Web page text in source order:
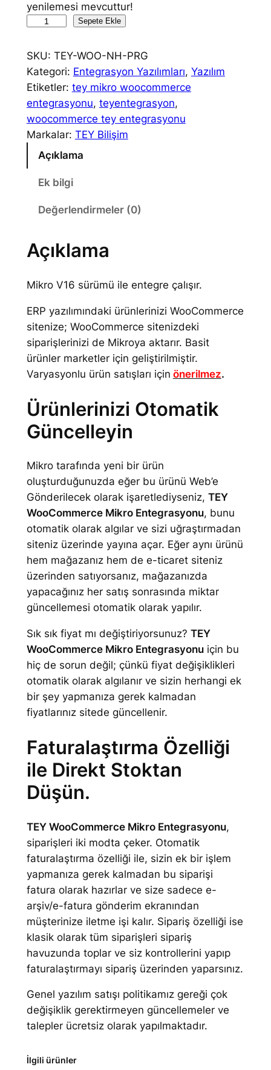
yenilemesi mevcuttur!
Y
W
o
o
C
o
M
i
r
o
E
n
t
e
r
a
s
o
n
u
a
d
e
t
Sepete Ekle
SKU: TEY-WOO-NH-PRG
Kategori: Entegrasyon Yazılımları, Yazılım
Etiketler: tey mikro woocommerce
entegrasyonu, teyentegrasyon
woocommerce tey entegrasyonu
Markalar: TEY Bilişim
Açıklama
Ek bilgi
Değerlendirmeler (0)
Açıklama
Mikro V16 sürümü ile entegre çalışır.
ERP yazılımındaki ürünlerinizi WooCommerce
sitenize; WooCommerce sitenizdeki
siparişlerinizi de Mikroya aktarır. Basit
ürünler marketler için geliştirilmiştir.
Varyasyonlu ürün satışları için önerilmez.
Ürünlerinizi Otomatik
Güncelleyin
Mikro tarafında yeni bir ürün
oluşturduğunuzda eğer bu ürünü Web’e
Gönderilecek olarak işaretlediyseniz, TEY
WooCommerce Mikro Entegrasyonu, bunu
otomatik olarak algılar ve sizi uğraştırmadan
siteniz üzerinde yayına açar. Eğer aynı ürünü
hem mağazanız hem de e-ticaret siteniz
üzerinden satıyorsanız, mağazanızda
yapacağınız her satış sonrasında miktar
güncellemesi otomatik olarak yapılır.
Sık sık fiyat mı değiştiriyorsunuz? TEY
WooCommerce Mikro Entegrasyonuiçin bu
hiç de sorun değil; çünkü fiyat değişiklikleri
otomatik olarak algılanır ve sizin herhangi ek
bir şey yapmanıza gerek kalmadan
fiyatlarınız sitede güncellenir.
Faturalaştırma Özelliği
ile Direkt Stoktan
Düşün.
TEY WooCommerce Mikro Entegrasyonu,
siparişleri iki modta çeker. Otomatik
faturalaştırma özelliği ile, sizin ek bir işlem
yapmanıza gerek kalmadan bu siparişi
fatura olarak hazırlar ve size sadece e-
arşiv/e-fatura gönderim ekranından
müşterinize iletme işi kalır. Sipariş özelliği ise
klasik olarak tüm siparişleri sipariş
havuzunda toplar ve siz kontrollerini yapıp
faturalaştırmayı sipariş üzerinden yaparsınız.
Genel yazılım satışı politikamız gereği çok
değişiklik gerektirmeyen güncellemeler ve
talepler ücretsiz olarak yapılmaktadır.
İlgili ürünler